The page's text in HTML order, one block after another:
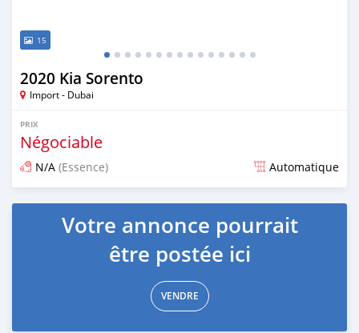
15
2020 Kia Sorento
Import - Dubai
PRIX
Négociable
N/A (Essence) Automatique
Publié il y a presque 6 ans
Votre annonce pourrait
être postée ici
VENDRE